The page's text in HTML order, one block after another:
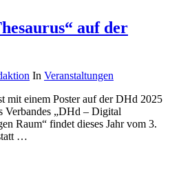
auf der
In Veranstaltungen
mit einem Poster auf der DHd 2025
Verbandes „DHd – Digital
Raum“ findet dieses Jahr vom 3.
…